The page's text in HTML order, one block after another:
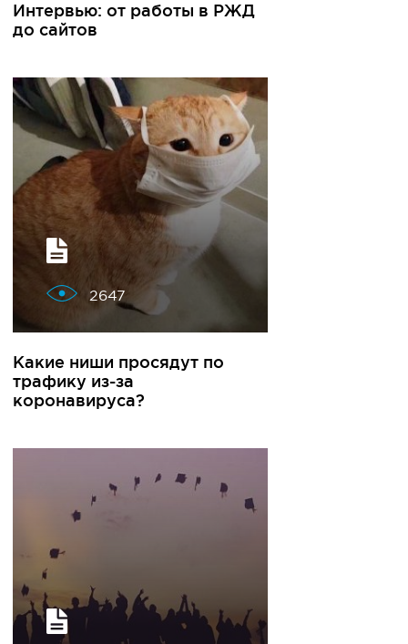
Интервью: от работы в РЖД
до сайтов
2647
Какие ниши просядут по
трафику из-за
коронавируса?